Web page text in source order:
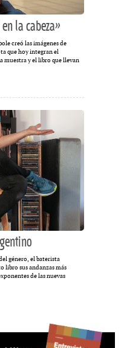
la cabeza»
creó las imágenes de
que hoy integran el
y el libro que llevan
género, el baterista
libro sus andanzas más
de las nuevas